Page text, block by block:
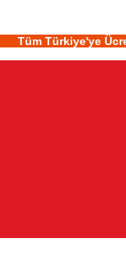
Tüm Türkiye'ye